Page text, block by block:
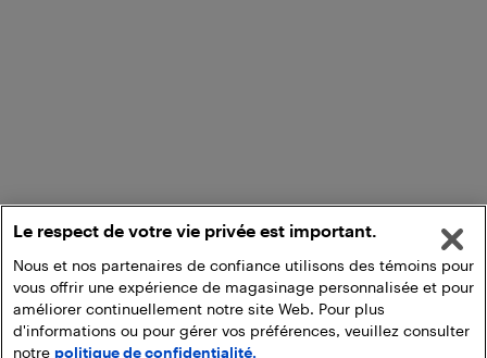
Le respect de votre vie privée est important.
Nous et nos partenaires de confiance utilisons des témoins pour
vous offrir une expérience de magasinage personnalisée et pour
améliorer continuellement notre site Web. Pour plus
d'informations ou pour gérer vos préférences, veuillez consulter
notre politique de confidentialité.